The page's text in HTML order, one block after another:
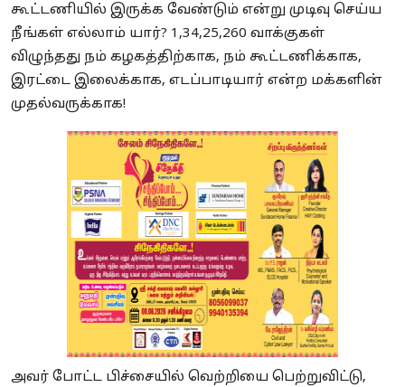
கூட்டணியில் இருக்க வேண்டும் என்று முடிவு செய்ய
நீங்கள் எல்லாம் யார்? 1,34,25,260 வாக்குகள்
விழுந்தது நம் கழகத்திற்காக, நம் கூட்டணிக்காக,
இரட்டை இலைக்காக, எடப்பாடியார் என்ற மக்களின்
முதல்வருக்காக!
அவர் போட்ட பிச்சையில் வெற்றியை பெற்றுவிட்டு,